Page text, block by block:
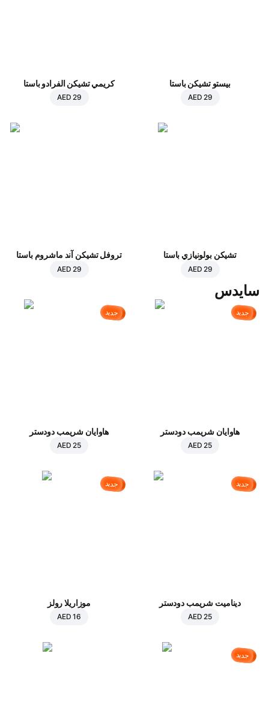
بيستو تشيكن باستا
AED 29
كريمي تشيكن الفرادو باستا
AED 29
تشيكن بولونيازي باستا
AED 29
تروفل تشيكن آند ماشروم باستا
AED 29
سايدس
جديد
هاوايان شريمب دودستر
AED 25
جديد
هاوايان شريمب دودستر
AED 25
جديد
ديناميت شريمب دودستر
AED 25
جديد
موزاريلا رولز
AED 16
جديد